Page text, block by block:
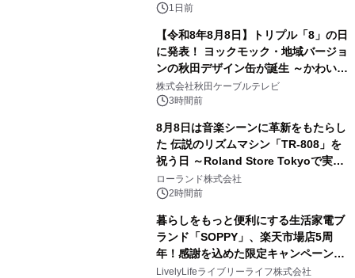
ボグッズも発売決定！
1日前
【令和8年8月8日】トリプル「8」の日
に発表！ ヨックモック・地域バージョ
ンの秋田デザイン缶が誕生 ～かわいい
秋田犬の子犬と秋田の四季と名所を巡
るパッケージ～ 9月1日(火)秋田県内で
株式会社秋田ケーブルテレビ
3時間前
8月8日は音楽シーンに革新をもたらし
た 伝説のリズムマシン「TR-808」を
祝う日 ～Roland Store Tokyoで実機
を展示しての 記念キャンペーンを開
催 英国ラジオ「NTS」の 特別プログ
アーティストを フィーチャーしたアニ
メーションを公開～
ローランド株式会社
2時間前
暮らしをもっと便利にする生活家電ブ
ランド「SOPPY」、楽天市場店5周
年！感謝を込めた限定キャンペーンを
8月10日より開催
LivelyLifeライブリーライフ株式会社